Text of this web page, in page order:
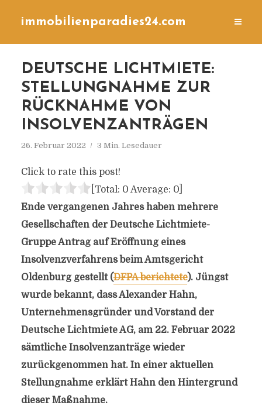
immobilienparadies24.com
DEUTSCHE LICHTMIETE:
STELLUNGNAHME ZUR
RÜCKNAHME VON
INSOLVENZANTRÄGEN
26. Februar 2022 3 Min. Lesedauer
Click to rate this post!
[Total: 0 Average: 0]
Ende vergangenen Jahres haben mehrere
Gesellschaften der Deutsche Lichtmiete-
Gruppe Antrag auf Eröffnung eines
Insolvenzverfahrens beim Amtsgericht
Oldenburg gestellt (DFPA berichtete). Jüngst
wurde bekannt, dass Alexander Hahn,
Unternehmensgründer und Vorstand der
Deutsche Lichtmiete AG, am 22. Februar 2022
sämtliche Insolvenzanträge wieder
zurückgenommen hat. In einer aktuellen
Stellungnahme erklärt Hahn den Hintergrund
dieser Maßnahme.